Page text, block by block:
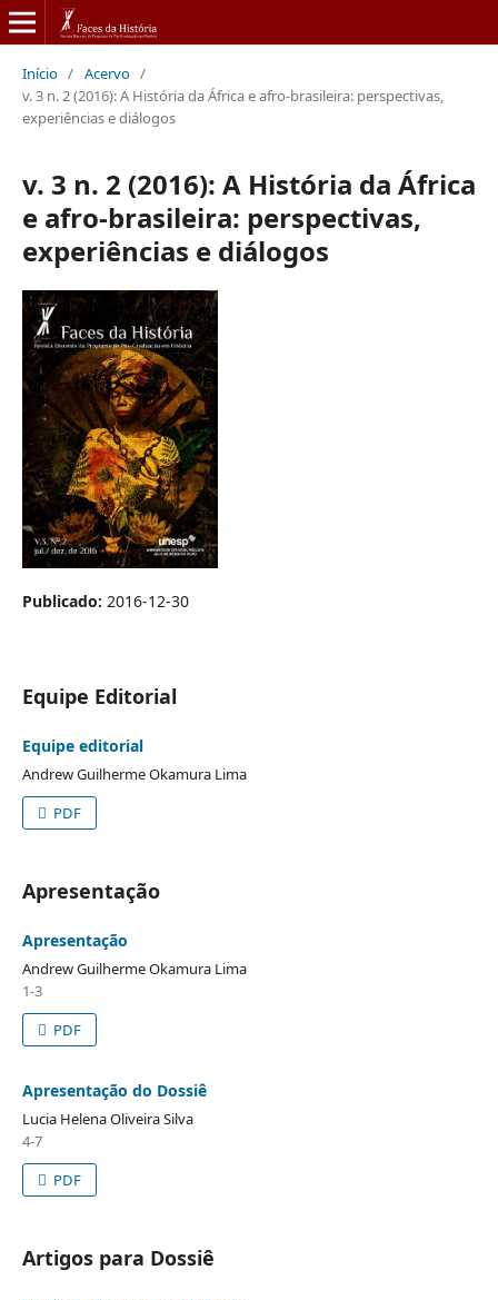
Início / Acervo /
v. 3 n. 2 (2016): A História da África e afro-brasileira: perspectivas,
experiências e diálogos
v. 3 n. 2 (2016): A História da África
e afro-brasileira: perspectivas,
experiências e diálogos
Publicado: 2016-12-30
Equipe Editorial
Equipe editorial
Andrew Guilherme Okamura Lima
PDF
Apresentação
Apresentação
Andrew Guilherme Okamura Lima
1-3
PDF
Apresentação do Dossiê
Lucia Helena Oliveira Silva
4-7
PDF
Artigos para Dossiê